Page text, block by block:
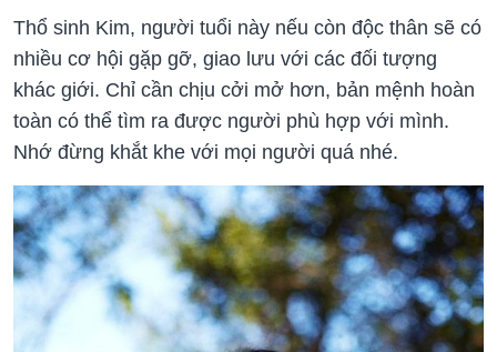
Thổ sinh Kim, người tuổi này nếu còn độc thân sẽ có
nhiều cơ hội gặp gỡ, giao lưu với các đối tượng
khác giới. Chỉ cần chịu cởi mở hơn, bản mệnh hoàn
toàn có thể tìm ra được người phù hợp với mình.
Nhớ đừng khắt khe với mọi người quá nhé.